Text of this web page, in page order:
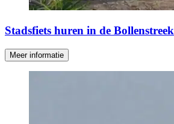
Stadsfiets huren in de Bollenstreek
Meer informatie